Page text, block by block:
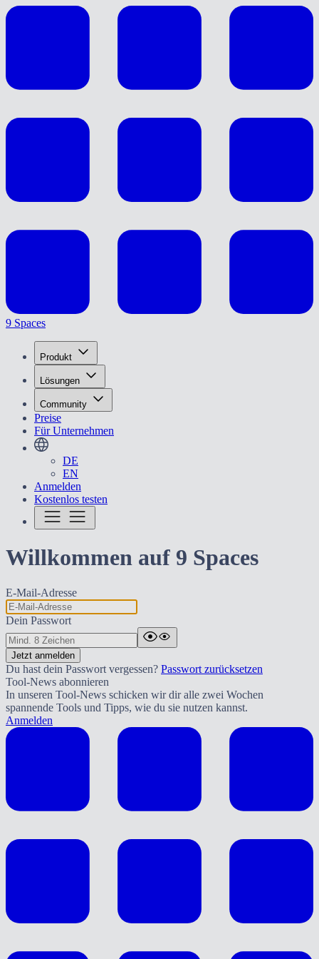
9 Spaces
Produkt
Lösungen
Community
Preise
Für Unternehmen
DE
EN
Anmelden
Kostenlos testen
Willkommen auf 9 Spaces
E-Mail-Adresse
Dein Passwort
Jetzt anmelden
Du hast dein Passwort vergessen? Passwort zurücksetzen
Tool-News abonnieren
In unseren Tool-News schicken wir dir alle zwei Wochen
spannende Tools und Tipps, wie du sie nutzen kannst.
Anmelden